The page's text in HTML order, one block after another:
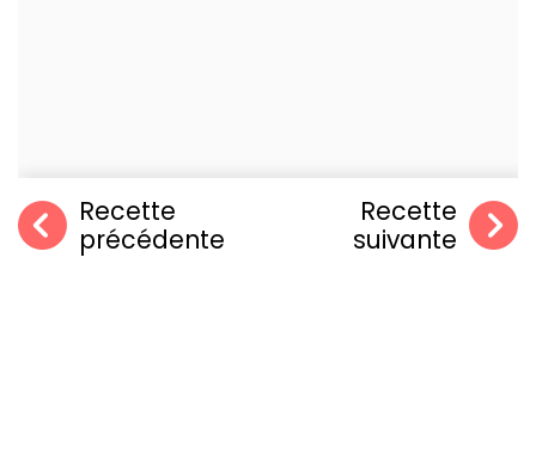
Recette
précédente
Recette
suivante